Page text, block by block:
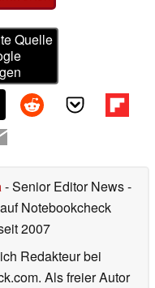
Quelle
- Senior Editor News-
Notebookcheck
2007
Redakteur bei
Als freier Autor